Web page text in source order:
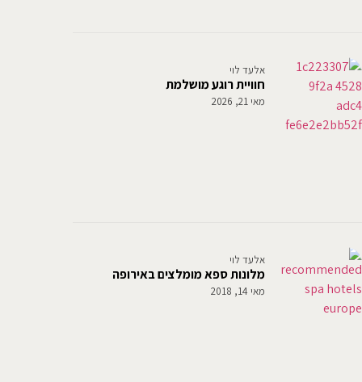
חוויית רוגע מושלמת
אלעד לוי
מאי 21, 2026
מלונות ספא מומלצים באירופה
אלעד לוי
מאי 14, 2018